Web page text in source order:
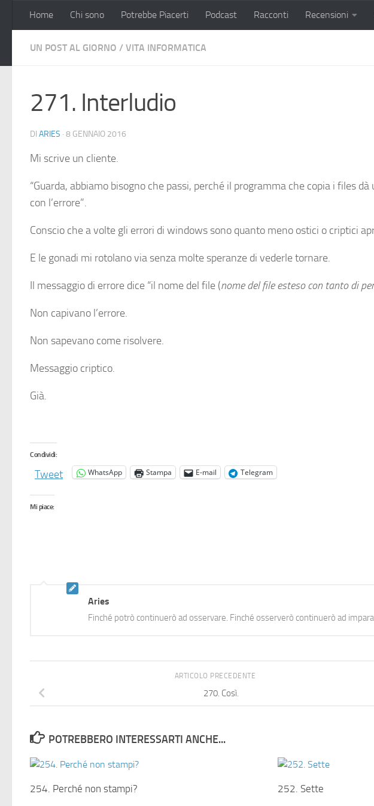
Salta al contenuto
Home Chi sono Potrebbe Piacerti Podcast Racconti Recensioni
UN POST AL GIORNO / VITA INFORMATICA
271. Interludio
DI ARIES · 8 GENNAIO 2016
Mi scrive un cliente.
“Guarda, abbiamo bisogno che passi, perché il programma che copia i files
con l’errore”.
Conscio che a volte gli errori di windows sono quanto meno ostici o criptici
E le gonadi mi rotolano via senza molte speranze di vederle tornare.
Il messaggio di errore dice “il nome del file (nome del file esteso con tanto di
Non capivano l’errore.
Non sapevano come risolvere.
Messaggio criptico.
Già.
Condividi:
Tweet WhatsApp Stampa E-mail Telegram
Mi piace:
Aries
Finché potrò continuerò ad osservare. Finché osserverò continuerò ad
ARTICOLO PRECEDENTE
270. Così.
POTREBBERO INTERESSARTI ANCHE...
254. Perché non stampi? 252. Sette